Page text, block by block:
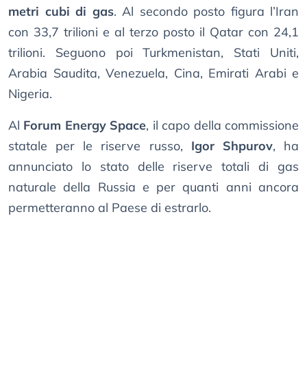
metri cubi di gas. Al secondo posto figura l’Iran
con 33,7 trilioni e al terzo posto il Qatar con 24,1
trilioni. Seguono poi Turkmenistan, Stati Uniti,
Arabia Saudita, Venezuela, Cina, Emirati Arabi e
Nigeria.
Al Forum Energy Space, il capo della commissione
statale per le riserve russo, Igor Shpurov, ha
annunciato lo stato delle riserve totali di gas
naturale della Russia e per quanti anni ancora
permetteranno al Paese di estrarlo.